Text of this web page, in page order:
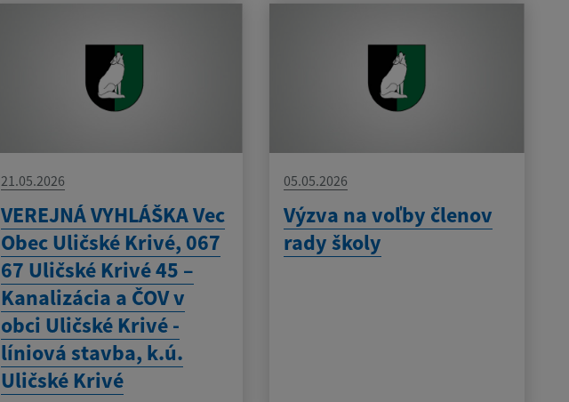
21.05.2026
VEREJNÁ VYHLÁŠKA Vec
Obec Uličské Krivé, 067
67 Uličské Krivé 45 –
Kanalizácia a ČOV v
obci Uličské Krivé -
líniová stavba, k.ú.
Uličské Krivé
05.05.2026
Výzva na voľby členov
rady školy